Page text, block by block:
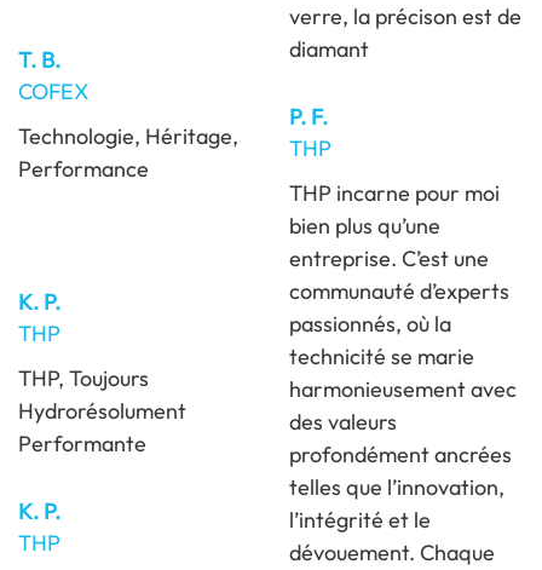
verre, la précison est de
diamant
T. B.
COFEX
Technologie, Héritage,
Performance
P. F.
THP
THP incarne pour moi
bien plus qu’une
entreprise. C’est une
communauté d’experts
passionnés, où la
technicité se marie
harmonieusement avec
des valeurs
profondément ancrées
telles que l’innovation,
l’intégrité et le
dévouement. Chaque
K. P.
THP
THP, Toujours
Hydrorésolument
Performante
K. P.
THP